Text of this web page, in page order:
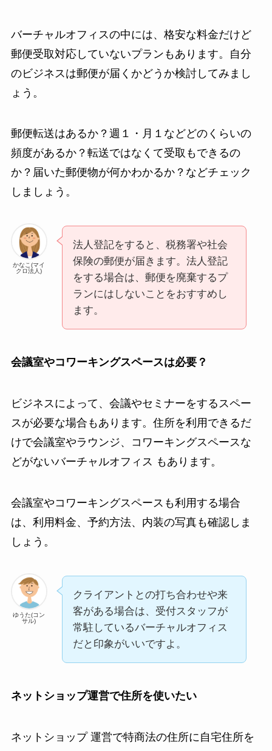
バーチャルオフィスの中には、格安な料金だけど
郵便受取対応していないプランもあります。自分
のビジネスは郵便が届くかどうか検討してみまし
ょう。
郵便転送はあるか？週１・月１などどのくらいの
頻度があるか？転送ではなくて受取もできるの
か？届いた郵便物が何かわかるか？などチェック
しましょう。
かなこ(マイ
クロ法人)
法人登記をすると、税務署や社会
保険の郵便が届きます。法人登記
をする場合は、郵便を廃棄するプ
ランにはしないことをおすすめし
ます。
会議室やコワーキングスペースは必要？
ビジネスによって、会議やセミナーをするスペー
スが必要な場合もあります。住所を利用できるだ
けで会議室やラウンジ、コワーキングスペースな
どがないバーチャルオフィス もあります。
会議室やコワーキングスペースも利用する場合
は、利用料金、予約方法、内装の写真も確認しま
しょう。
ゆうた(コン
サル)
クライアントとの打ち合わせや来
客がある場合は、受付スタッフが
常駐しているバーチャルオフィス
だと印象がいいですよ。
ネットショップ運営で住所を使いたい
ネットショップ 運営で特商法の住所に自宅住所を